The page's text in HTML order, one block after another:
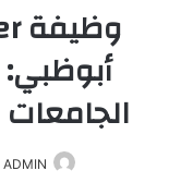
ADMIN